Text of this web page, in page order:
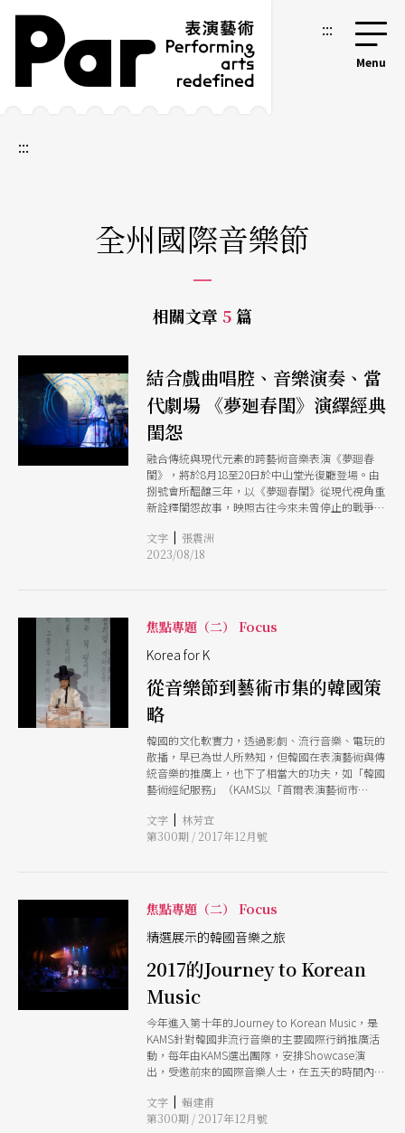
跳到主要內容區塊
網站導覽 :::
:::
全州國際音樂節
相關文章 5 篇
結合戲曲唱腔、音樂演奏、當
代劇場 《夢廻春閨》演繹經典
閨怨
融合傳統與現代元素的跨藝術音樂表演《夢廻春
閨》，將於8月18至20日於中山堂光復廳登場。由
捌號會所醞釀三年，以《夢廻春閨》從現代視角重
新詮釋閨怨故事，映照古往今來未曾停止的戰爭，
帶來嶄新的視聽享受。2022年於韓國全州國際音樂
節首演時，獲得如潮好評，被該音樂節藝術總監譽
的表演體驗。
文字 | 張震洲
2023/08/18
焦點專題（二） Focus
Korea for K
從音樂節到藝術市集的韓國策
略
韓國的文化軟實力，透過影劇、流行音樂、電玩的
散播，早已為世人所熟知，但韓國在表演藝術與傳
統音樂的推廣上，也下了相當大的功夫，如「韓國
藝術經紀服務」（KAMS以「首爾表演藝術市
業界人士認識韓國音樂；而在韓國最大綜合音樂節
全州國際音樂節的策劃與執行中，也可看到政府與
如何為音樂文化打造未來。
文字 | 林芳宜
第300期 / 2017年12月號
焦點專題（二） Focus
精選展示的韓國音樂之旅
2017的Journey to Korean
Music
今年進入第十年的Journey to Korean Music，是
KAMS針對韓國非流行音樂的主要國際行銷推廣活
動，每年由KAMS選出團隊，安排Showcase演
出，受邀前來的國際音樂人士，在五天的時間內，
七年的規劃共為七組，加上一組特別節目，每一組
有一至三個節目不等。而今年受邀者約為卅位，分
文字 | 賴建甫
第300期 / 2017年12月號